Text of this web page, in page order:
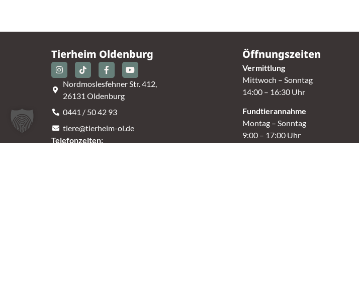
Tierheim Oldenburg
Nordmoslesfehner Str. 412,
26131 Oldenburg
0441 / 50 42 93
tiere@tierheim-ol.de
Telefonzeiten:
Öffnungszeiten
Vermittlung
Mittwoch – Sonntag
14:00 – 16:30 Uhr
Fundtierannahme
Montag – Sonntag
9:00 – 17:00 Uhr